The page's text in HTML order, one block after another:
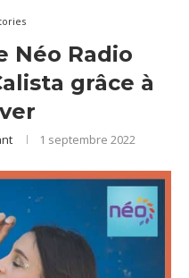
Néo Radio
grâce à
1 septembre 2022